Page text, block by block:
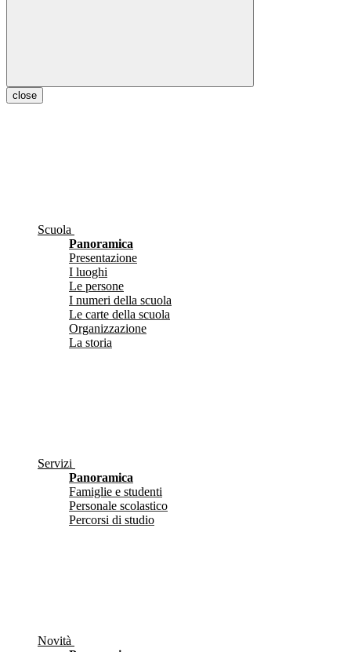
close
Scuola
Panoramica
Presentazione
I luoghi
Le persone
I numeri della scuola
Le carte della scuola
Organizzazione
La storia
Servizi
Panoramica
Famiglie e studenti
Personale scolastico
Percorsi di studio
Novità